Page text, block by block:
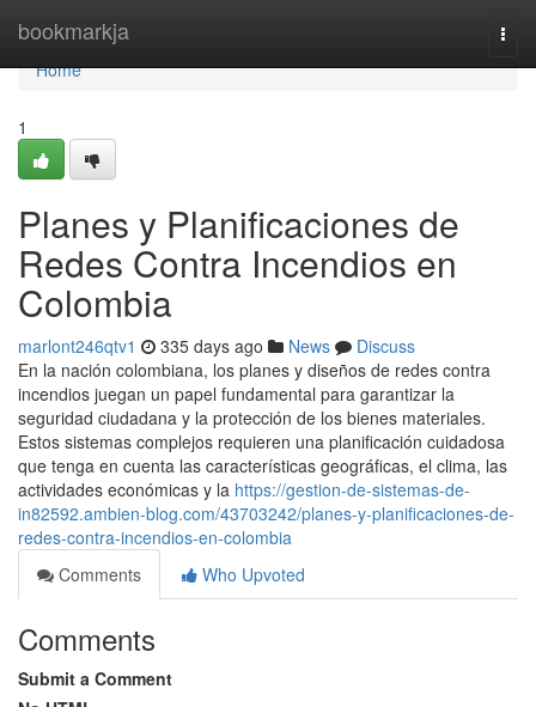
bookmarkja
Home
Home
1
Planes y Planificaciones de
Redes Contra Incendios en
Colombia
marlont246qtv1 335 days ago News
Discuss
En la nación colombiana, los planes y diseños de redes contra
incendios juegan un papel fundamental para garantizar la
seguridad ciudadana y la protección de los bienes materiales.
Estos sistemas complejos requieren una planificación cuidadosa
que tenga en cuenta las características geográficas, el clima, las
actividades económicas y la https://gestion-de-sistemas-de-
in82592.ambien-blog.com/43703242/planes-y-planificaciones-de-
redes-contra-incendios-en-colombia
Comments
Who Upvoted
Comments
Submit a Comment